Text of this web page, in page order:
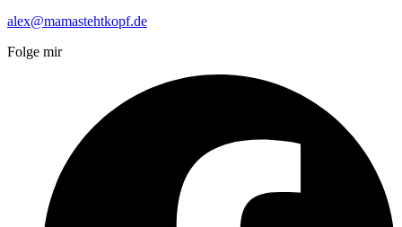
alex@mamastehtkopf.de
Folge mir